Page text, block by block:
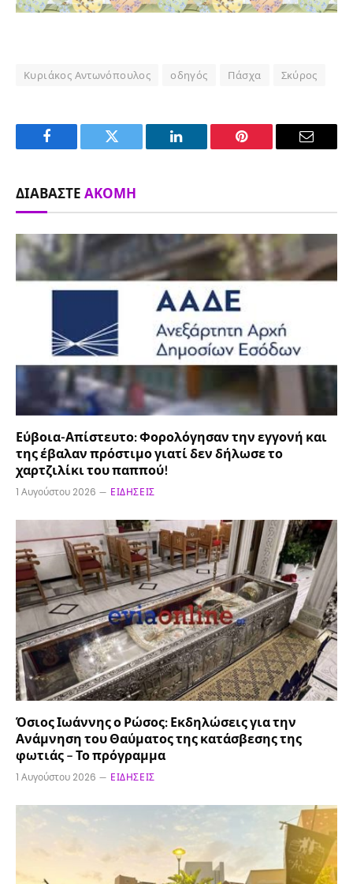
Κυριάκος Αντωνόπουλος οδηγός Πάσχα Σκύρος
Facebook Twitter LinkedIn Pinterest Email
ΔΙΑΒΆΣΤΕ ΑΚΌΜΗ
Εύβοια-Απίστευτο: Φορολόγησαν την εγγονή και
της έβαλαν πρόστιμο γιατί δεν δήλωσε το
χαρτζιλίκι του παππού!
1 Αυγούστου 2026 ΕΙΔΉΣΕΙΣ
Όσιος Ιωάννης ο Ρώσος: Εκδηλώσεις για την
Ανάμνηση του Θαύματος της κατάσβεσης της
φωτιάς – Το πρόγραμμα
1 Αυγούστου 2026 ΕΙΔΉΣΕΙΣ